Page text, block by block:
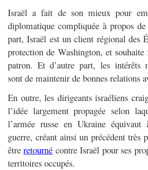
Israël a fait de son mieux pour
diplomatique compliquée à propos
part, Israël est un client régional des
protection de Washington, et
patron. Et d’autre part, les intérêts
sont de maintenir de bonnes relations
En outre, les dirigeants israéliens
l’idée largement propagée selon
l’armée russe en Ukraine
guerre, créant ainsi un précédent très
êtreretourné contre Israël pour ses
territoires occupés.